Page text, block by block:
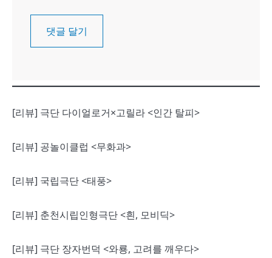
[리뷰] 극단 다이얼로거×고릴라 <인간 탈피>
[리뷰] 공놀이클럽 <무화과>
[리뷰] 국립극단 <태풍>
[리뷰] 춘천시립인형극단 <흰, 모비딕>
[리뷰] 극단 장자번덕 <와룡, 고려를 깨우다>